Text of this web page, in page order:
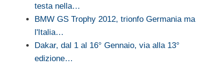
testa nella…
BMW GS Trophy 2012, trionfo Germania ma
l'Italia…
Dakar, dal 1 al 16° Gennaio, via alla 13°
edizione…